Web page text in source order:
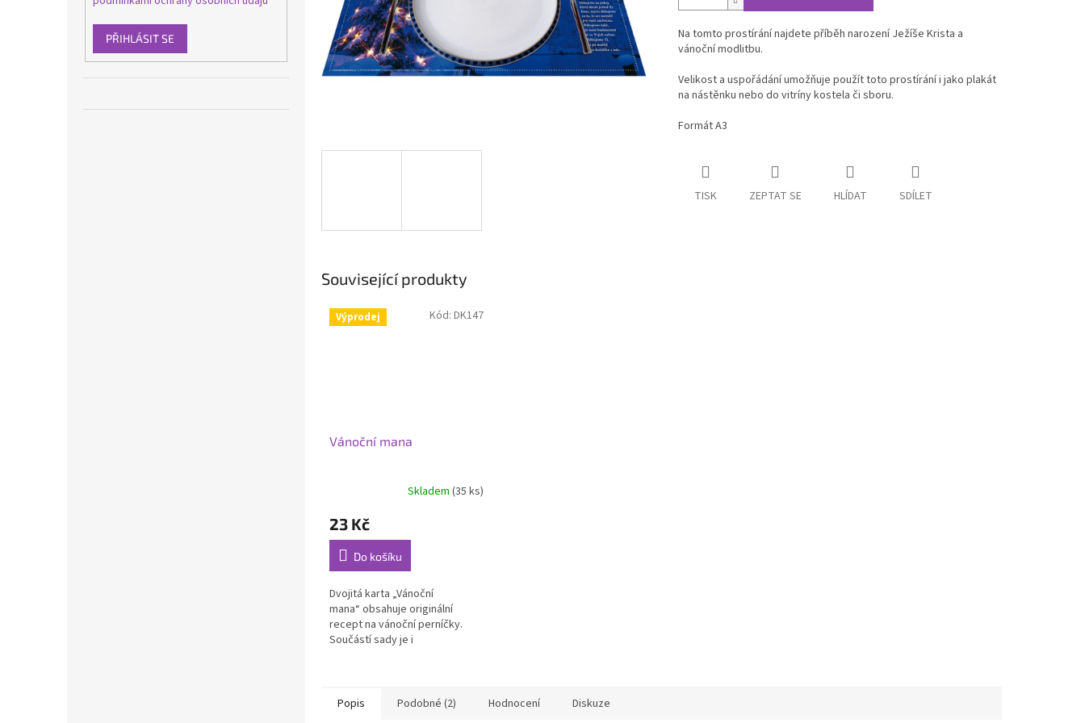
PŘIHLÁSIT SE
Na tomto prostírání najdete příběh narození Ježíše Krista a
vánoční modlitbu.
Velikost a uspořádání umožňuje použít toto prostírání i jako plakát
na nástěnku nebo do vitríny kostela či sboru.
Formát A3
TISK ZEPTAT SE HLÍDAT SDÍLET
Související produkty
Výprodej
Vánoční mana
Skladem (35 ks)
23 Kč
Do košíku
Dvojitá karta „Vánoční
mana“ obsahuje originální
recept na vánoční perníčky.
Součástí sady je i
Kód: DK147
Popis Podobné (2) Hodnocení Diskuze